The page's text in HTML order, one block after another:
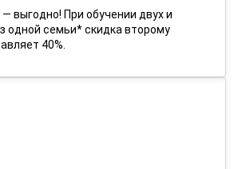
выгодно! При обучении двух и
одной семьи* скидка второму
40%.